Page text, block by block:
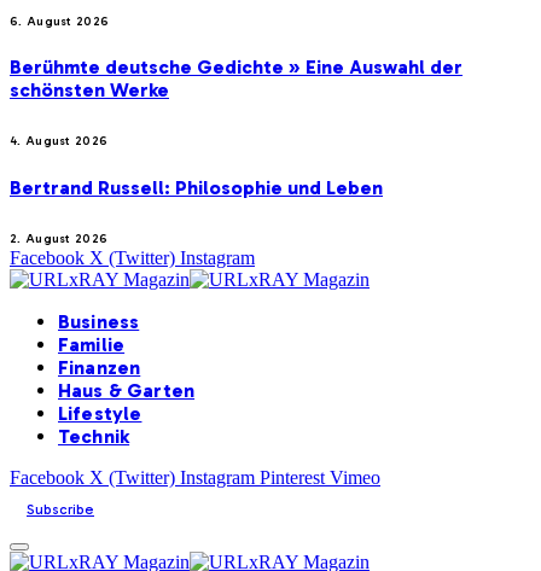
6. August 2026
Berühmte deutsche Gedichte » Eine Auswahl der
schönsten Werke
4. August 2026
Bertrand Russell: Philosophie und Leben
2. August 2026
Facebook X (Twitter) Instagram
Business
Familie
Finanzen
Haus & Garten
Lifestyle
Technik
Facebook X (Twitter) Instagram Pinterest Vimeo
Subscribe